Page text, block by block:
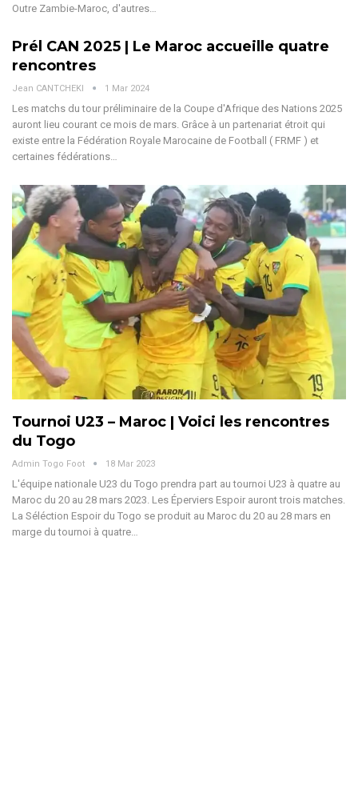
Outre Zambie-Maroc, d'autres…
Prél CAN 2025 | Le Maroc accueille quatre
rencontres
Jean CANTCHEKI 1 Mar 2024
Les matchs du tour préliminaire de la Coupe d'Afrique des Nations 2025
auront lieu courant ce mois de mars. Grâce à un partenariat étroit qui
existe entre la Fédération Royale Marocaine de Football ( FRMF ) et
certaines fédérations…
Tournoi U23 – Maroc | Voici les rencontres
du Togo
Admin Togo Foot 18 Mar 2023
L'équipe nationale U23 du Togo prendra part au tournoi U23 à quatre au
Maroc du 20 au 28 mars 2023. Les Éperviers Espoir auront trois matches.
La Séléction Espoir du Togo se produit au Maroc du 20 au 28 mars en
marge du tournoi à quatre…